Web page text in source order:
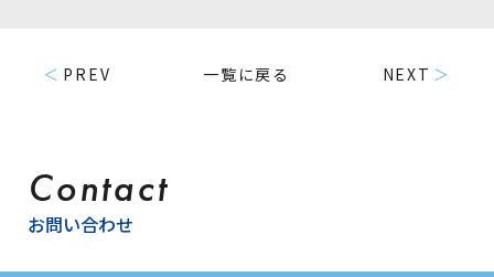
PREV 一覧に戻る NEXT
Contact
お問い合わせ